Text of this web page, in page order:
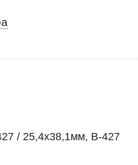
/ 25,4x38,1мм, B-427